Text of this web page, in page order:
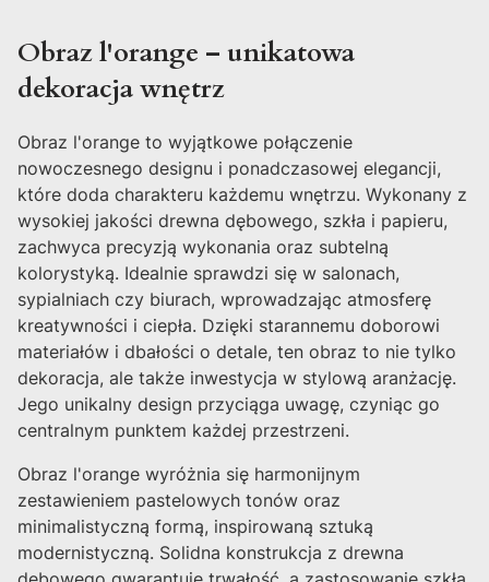
Obraz l'orange – unikatowa
dekoracja wnętrz
Obraz l'orange to wyjątkowe połączenie
nowoczesnego designu i ponadczasowej elegancji,
które doda charakteru każdemu wnętrzu. Wykonany z
wysokiej jakości drewna dębowego, szkła i papieru,
zachwyca precyzją wykonania oraz subtelną
kolorystyką. Idealnie sprawdzi się w salonach,
sypialniach czy biurach, wprowadzając atmosferę
kreatywności i ciepła. Dzięki starannemu doborowi
materiałów i dbałości o detale, ten obraz to nie tylko
dekoracja, ale także inwestycja w stylową aranżację.
Jego unikalny design przyciąga uwagę, czyniąc go
centralnym punktem każdej przestrzeni.
Obraz l'orange wyróżnia się harmonijnym
zestawieniem pastelowych tonów oraz
minimalistyczną formą, inspirowaną sztuką
modernistyczną. Solidna konstrukcja z drewna